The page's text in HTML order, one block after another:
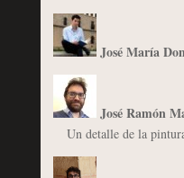
José María
José Ramón
Un detalle de la